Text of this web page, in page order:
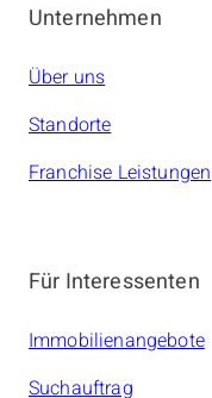
Unternehmen
Über uns
Standorte
Franchise Leistungen
Für Interessenten
Immobilienangebote
Suchauftrag